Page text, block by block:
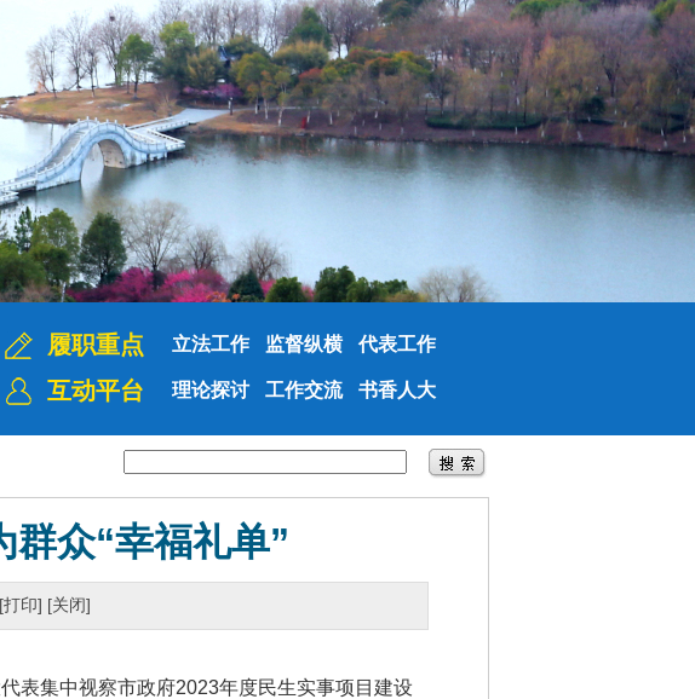
履职重点 立法工作 监督纵横 代表工作
互动平台 理论探讨 工作交流 书香人大
群众“幸福礼单”
[打印] [关闭]
集中视察市政府2023年度民生实事项目建设